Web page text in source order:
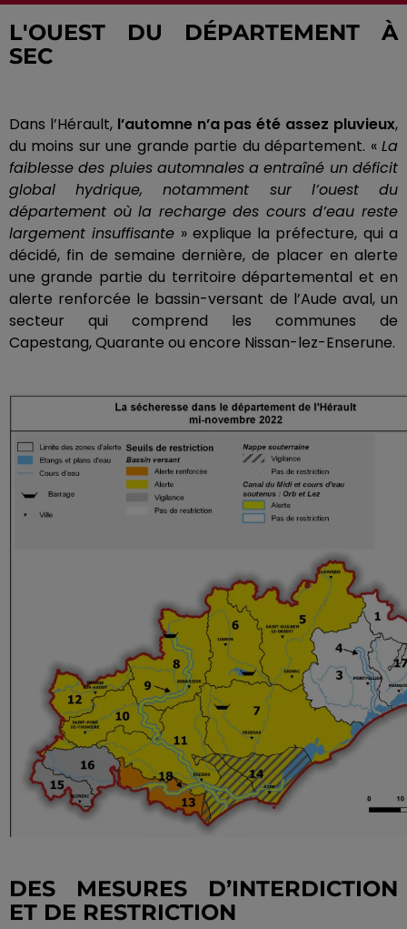
L'OUEST DU DÉPARTEMENT À
SEC
Dans l’Hérault,l’automne n’a pas été assez pluvieux,
du moins sur une grande partie du département. «La
faiblesse des pluies automnales a entraîné un déficit
global hydrique, notamment sur l’ouest du
département où la recharge des cours d’eau reste
largement insuffisante » explique la préfecture, qui a
décidé, fin de semaine dernière, de placer en alerte
une grande partie du territoire départemental et en
alerte renforcée le bassin-versant de l’Aude aval, un
secteur qui comprend les communes de
Capestang,Quarante ou encore Nissan-lez-Enserune.
DES MESURES D’INTERDICTION
ET DE RESTRICTION